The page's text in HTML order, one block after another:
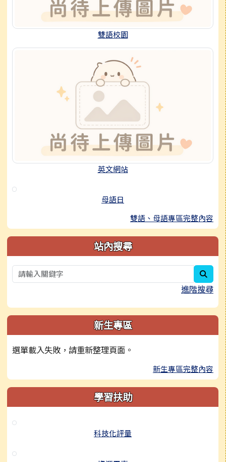
雙語校園
英文網站
母語日
雙語、母語專區完整內容
站內搜尋
進階搜尋
新生專區
選單載入失敗，請重新整理頁面。
新生專區完整內容
學習扶助
科技化評量